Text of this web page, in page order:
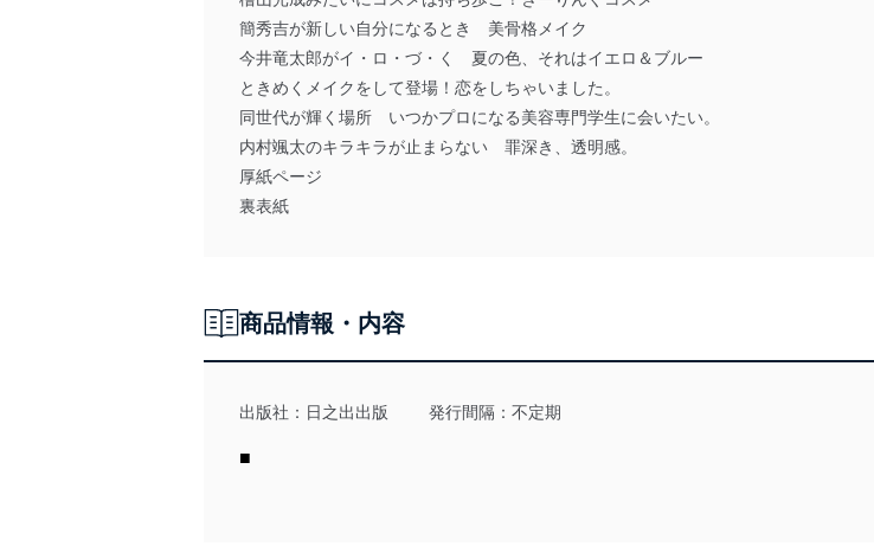
簡秀吉が新しい自分になるとき 美骨格メイク
今井竜太郎がイ・ロ・づ・く 夏の色、それはイエロ＆ブルー
ときめくメイクをして登場！恋をしちゃいました。
同世代が輝く場所 いつかプロになる美容専門学生に会いたい。
内村颯太のキラキラが止まらない 罪深き、透明感。
厚紙ページ
裏表紙
商品情報・内容
出版社： 日之出出版 発行間隔：不定期
■